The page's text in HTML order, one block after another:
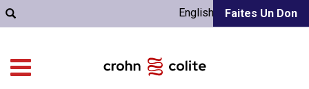
Faites Un Don
English